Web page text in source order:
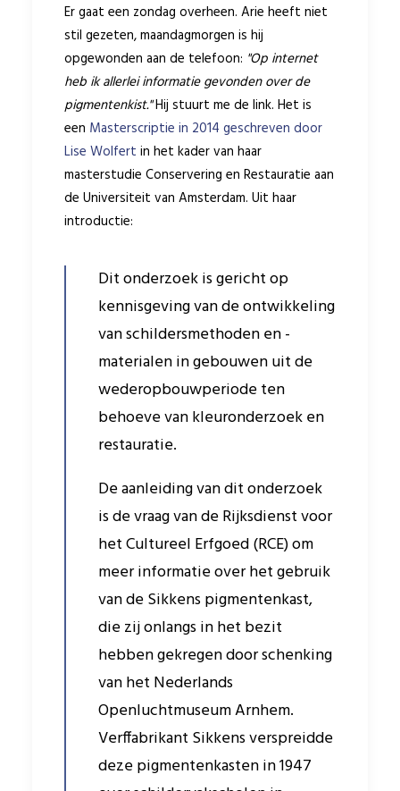
Er gaat een zondag overheen. Arie heeft niet
stil gezeten, maandagmorgen is hij
opgewonden aan de telefoon: "Op internet
heb ik allerlei informatie gevonden over de
pigmentenkist."Hij stuurt me de link. Het is
een Masterscriptie in 2014 geschreven door
Lise Wolfert in het kader van haar
masterstudie Conservering en Restauratie aan
de Universiteit van Amsterdam. Uit haar
introductie:
Dit onderzoek is gericht op
kennisgeving van de ontwikkeling
van schildersmethoden en -
materialen in gebouwen uit de
wederopbouwperiode ten
behoeve van kleuronderzoek en
restauratie.
De aanleiding van dit onderzoek
is de vraag van de Rijksdienst voor
het Cultureel Erfgoed (RCE) om
meer informatie over het gebruik
van de Sikkens pigmentenkast,
die zij onlangs in het bezit
hebben gekregen door schenking
van het Nederlands
Openluchtmuseum Arnhem.
Verffabrikant Sikkens verspreidde
deze pigmentenkasten in 1947